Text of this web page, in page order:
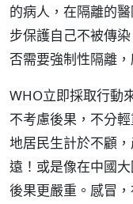
的病人，在隔離的
步保護自己不被傳
否需要強制性隔離，
WHO立即採取行動
不考慮後果，不分
地居民生計於不顧
遠！或是像在中國
後果更嚴重。感冒